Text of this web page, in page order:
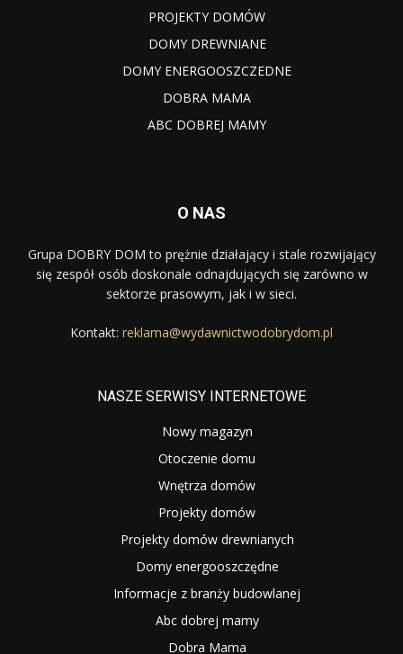
PROJEKTY DOMÓW
DOMY DREWNIANE
DOMY ENERGOOSZCZEDNE
DOBRA MAMA
ABC DOBREJ MAMY
O NAS
Grupa DOBRY DOM to prężnie działający i stale rozwijający
się zespół osób doskonale odnajdujących się zarówno w
sektorze prasowym, jak i w sieci.
Kontakt: reklama@wydawnictwodobrydom.pl
NASZE SERWISY INTERNETOWE
Nowy magazyn
Otoczenie domu
Wnętrza domów
Projekty domów
Projekty domów drewnianych
Domy energooszczędne
Informacje z branży budowlanej
Abc dobrej mamy
Dobra Mama